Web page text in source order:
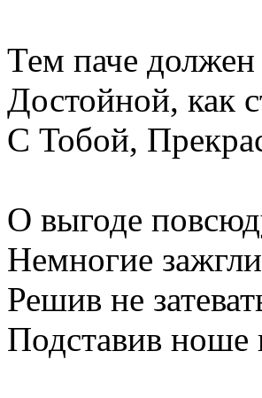
Тем паче должен
Достойной, как
С Тобой,
О выгоде
Немногие
Решив не
Подставив ноше